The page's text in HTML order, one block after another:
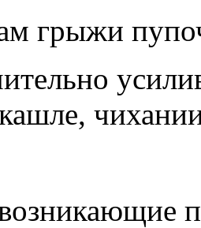
грыжи